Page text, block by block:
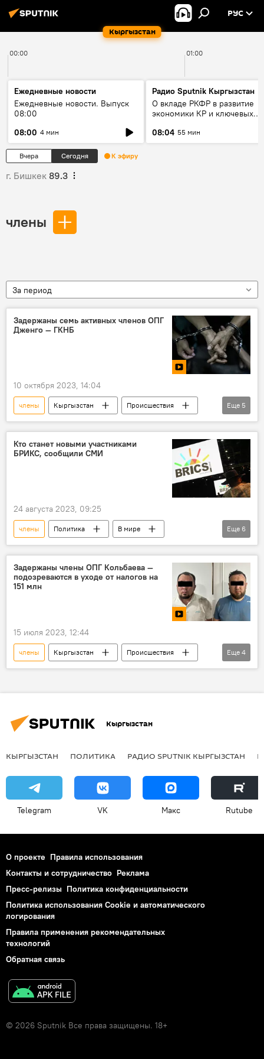
Кыргызстан
РУС
00:00 01:00
Ежедневные новости
Ежедневные новости. Выпуск
08:00
08:00 4 мин
Радио Sputnik Кыргызстан
О вкладе РКФР в развитие
экономики КР и ключевых
08:04 55 мин
Вчера Сегодня К эфиру
г. Бишкек 89.3
члены
За период
Задержаны семь активных членов ОПГ
Дженго — ГКНБ
10 октября 2023, 14:04
члены Кыргызстан
Происшествия
задержание
ОПГ
Дженго
видео
фото
Еще 5
Кто станет новыми участниками
БРИКС, сообщили СМИ
24 августа 2023, 09:25
члены Политика
В мире
БРИКС
вступление
Саудовская Аравия
Аргентина
Иран
ОАЭ Египет
Еще 6
Задержаны члены ОПГ Кольбаева —
подозреваются в уходе от налогов на
151 млн
15 июля 2023, 12:44
члены Кыргызстан
Происшествия
Камчы Кольбаев
ОПГ
задержание
Еще 4
Кыргызстан
КЫРГЫЗСТАН ПОЛИТИКА РАДИО SPUTNIK КЫРГЫЗСТАН
Telegram VK Макс Rutube
О проекте Правила использования
Контакты и сотрудничество Реклама
Пресс-релизы Политика конфиденциальности
Политика использования Cookie и автоматического
логирования
Правила применения рекомендательных
технологий
Обратная связь
© 2026 Sputnik Все права защищены. 18+